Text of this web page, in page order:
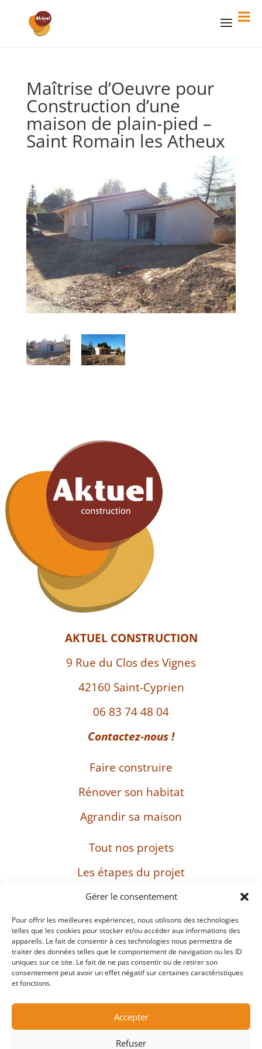
Gérer le consentement
Pour offrir les meilleures expériences, nous utilisons des technologies
telles que les cookies pour stocker et/ou accéder aux informations des
appareils. Le fait de consentir à ces technologies nous permettra de
traiter des données telles que le comportement de navigation ou les ID
uniques sur ce site. Le fait de ne pas consentir ou de retirer son
consentement peut avoir un effet négatif sur certaines caractéristiques
et fonctions.
Accepter
Refuser
Maîtrise d’Oeuvre pour
Construction d’une
maison de plain-pied –
Saint Romain les Atheux
AKTUEL CONSTRUCTION
9 Rue du Clos des Vignes
42160 Saint-Cyprien
06 83 74 48 04
Contactez-nous !
Faire construire
Rénover son habitat
Agrandir sa maison
Tout nos projets
Les étapes du projet
L’entreprise
SIRET : 482 897 469 00037 – Capital : 8 000 euros
– TVA intracommunautaire : FR38482897469
Protection des données personnelles et cookies